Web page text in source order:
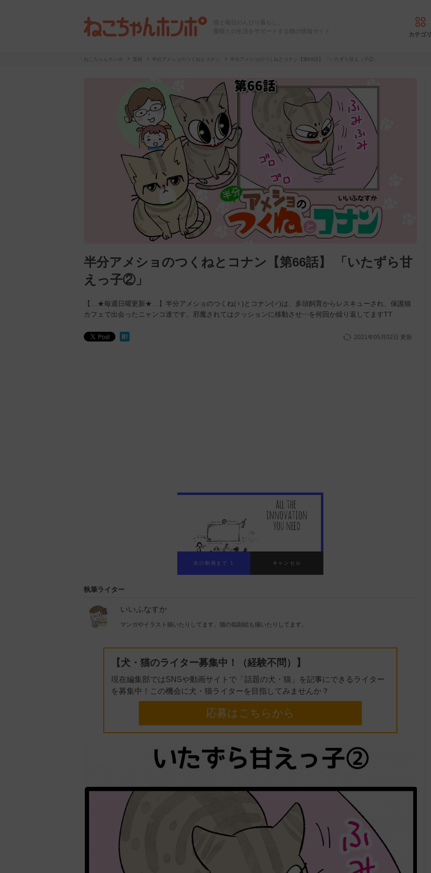
猫と毎日のんびり暮らし。
愛猫との生活をサポートする猫の情報サイト
カテゴリ
ねこちゃんホンポ 漫画 半分アメショのつくねとコナン 半分アメショのつくねとコナン【第66話】 「いたずら甘えっ子②」
半分アメショのつくねとコナン【第66話】 「いたずら甘
えっ子②」
【…★毎週日曜更新★…】半分アメショのつくね(♀)とコナン(♂)は、多頭飼育からレスキューされ、保護猫
カフェで出会ったニャンコ達です。邪魔されてはクッションに移動させ⋯を何回か繰り返してますTT
2021年05月02日 更新
執筆ライター
いいふなすか
マンガやイラスト描いたりしてます。猫の似顔絵も描いたりしてます。
【犬・猫のライター募集中！（経験不問）】
現在編集部ではSNSや動画サイトで「話題の犬・猫」を記事にできるライター
を募集中！この機会に犬・猫ライターを目指してみませんか？
応募はこちらから